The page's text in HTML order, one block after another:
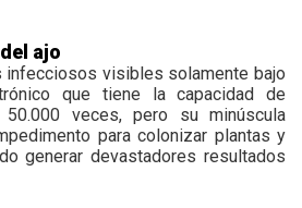
ajo
infecciosos visibles solamente bajo
que tiene la capacidad de
50.000 veces, pero su minúscula
para colonizar plantas y
generar devastadores resultados